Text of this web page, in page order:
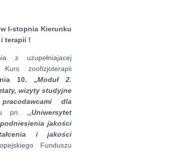
I-stopnia Kierunku
terapii !
z uzupełniajacej
zoofizjoterapii
10. „Moduł 2.
wizyty studyjne
dla
pn.,,Uniwersytet
jakości
i jakości
Funduszu